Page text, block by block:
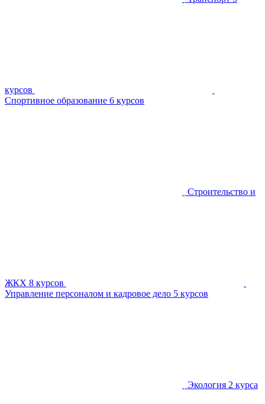
курсов
Спортивное образование 6 курсов
Строительство и
ЖКХ 8 курсов
Управление персоналом и кадровое дело 5 курсов
Экология 2 курса